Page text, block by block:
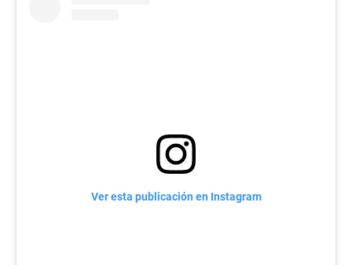
Ver esta publicación en Instagram